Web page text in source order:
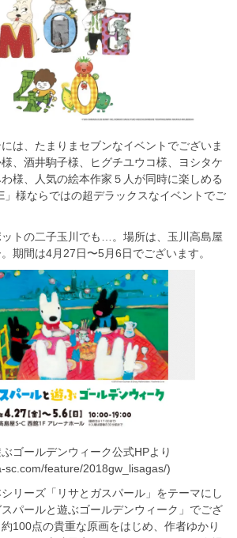
は、たまりまセブンなイベントでございま
、酒井駒子様、ヒグチユウコ様、ヨシタケ
様、人気の絵本作家５人が同時に楽しめる
様ならではの超デラックスなイベントでご
トの二子玉川でも…。場所は、玉川高島屋
期間は4月27日〜5月6日でございます。
ゴールデンウィーク公式HPより
sc.com/feature/2018gw_lisagas/)
リーズ「リサとガスパール」をテーマにし
パールと遊ぶゴールデンウィーク」でござ
100点の貴重な原画をはじめ、作者ゆかり